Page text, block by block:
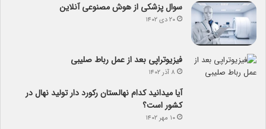
سوال پزشکی از هوش مصنوعی آنلاین
۲۰ دی ۱۴۰۲
فیزیوتراپی بعد از عمل رباط صلیبی
۸ آذر ۱۴۰۲
آیا می­دانید کدام نهالستان رکورد دار تولید نهال­ در
کشور است؟
۱۰ مهر ۱۴۰۲